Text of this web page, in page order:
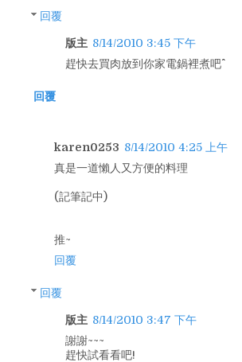
回覆
版主 8/14/2010 3:45 下午
趕快去買肉放到你家電鍋裡煮吧^^
回覆
karen0253 8/14/2010 4:25 上午
真是一道懶人又方便的料理
(記筆記中)
推~
回覆
回覆
版主 8/14/2010 3:47 下午
謝謝~~~
趕快試看看吧!